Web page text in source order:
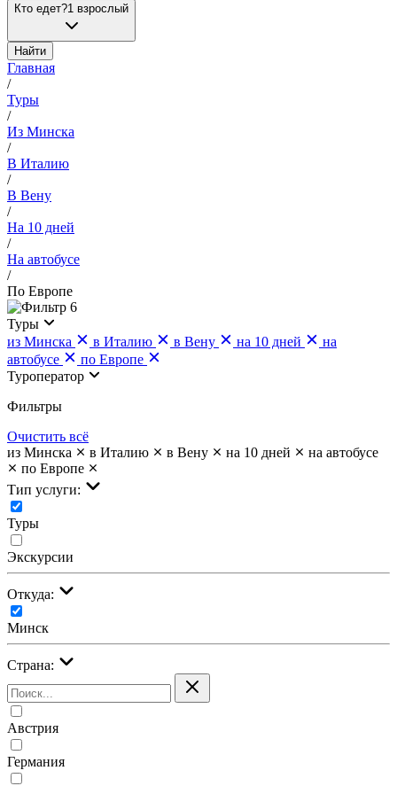
Кто едет?1 взрослый
Найти
Главная
/
Туры
/
Из Минска
/
В Италию
/
В Вену
/
На 10 дней
/
На автобусе
/
По Европе
6
Туры
из Минска
в Италию в Вену на 10 дней
на
автобусе
по Европе
Туроператор
Фильтры
Очистить всё
из Минска
в Италию в Вену на 10 дней
на автобусе
по Европе
Тип услуги:
Туры
Экскурсии
Откуда:
Минск
Страна:
Австрия
Германия